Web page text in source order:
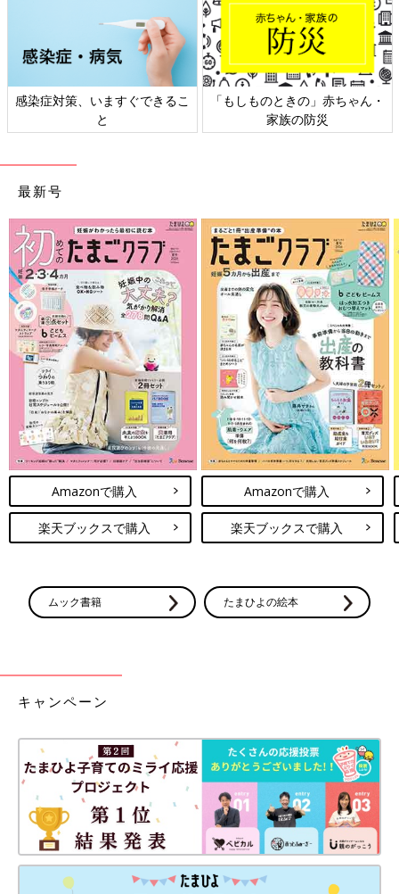
感染症対策、いますぐできるこ
と
「もしものときの」赤ちゃん・
家族の防災
最新号
Amazonで購入
楽天ブックスで購入
Amazonで購入
楽天ブックスで購入
ムック書籍 たまひよの絵本
キャンペーン